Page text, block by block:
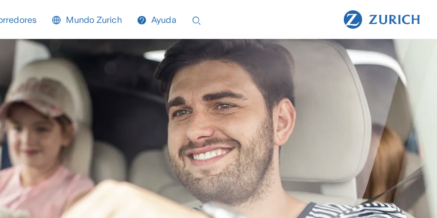
Mundo Zurich Ayuda